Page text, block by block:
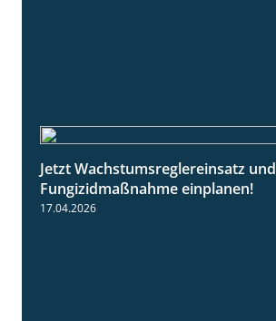
Jetzt Wachstumsreglereinsatz und
Fungizidmaßnahme einplanen!
17.04.2026